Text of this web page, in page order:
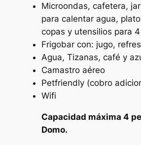
Microondas, cafetera,
para calentar agua,
copas y utensilios para
Frigobar con: jugo,
Agua, Tizanas, café y
Camastro aéreo
Petfriendly (cobro
Wifi
Capacidad máxima 4
Domo.